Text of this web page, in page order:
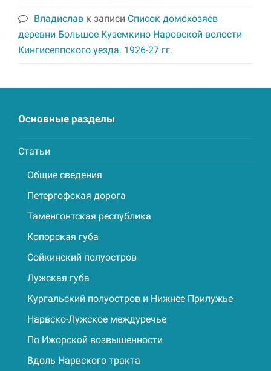
Владислав к записи Список домохозяев
деревни Большое Куземкино Наровской волости
Кингисеппского уезда. 1926-27 гг.
Основные разделы
Статьи
Общие сведения
Петергофская дорога
Таменгонтская республика
Копорская губа
Сойкинский полуостров
Лужская губа
Кургальский полуостров и Нижнее Прилужье
Нарвско-Лужское междуречье
По Ижорской возвышенности
Вдоль Нарвского тракта